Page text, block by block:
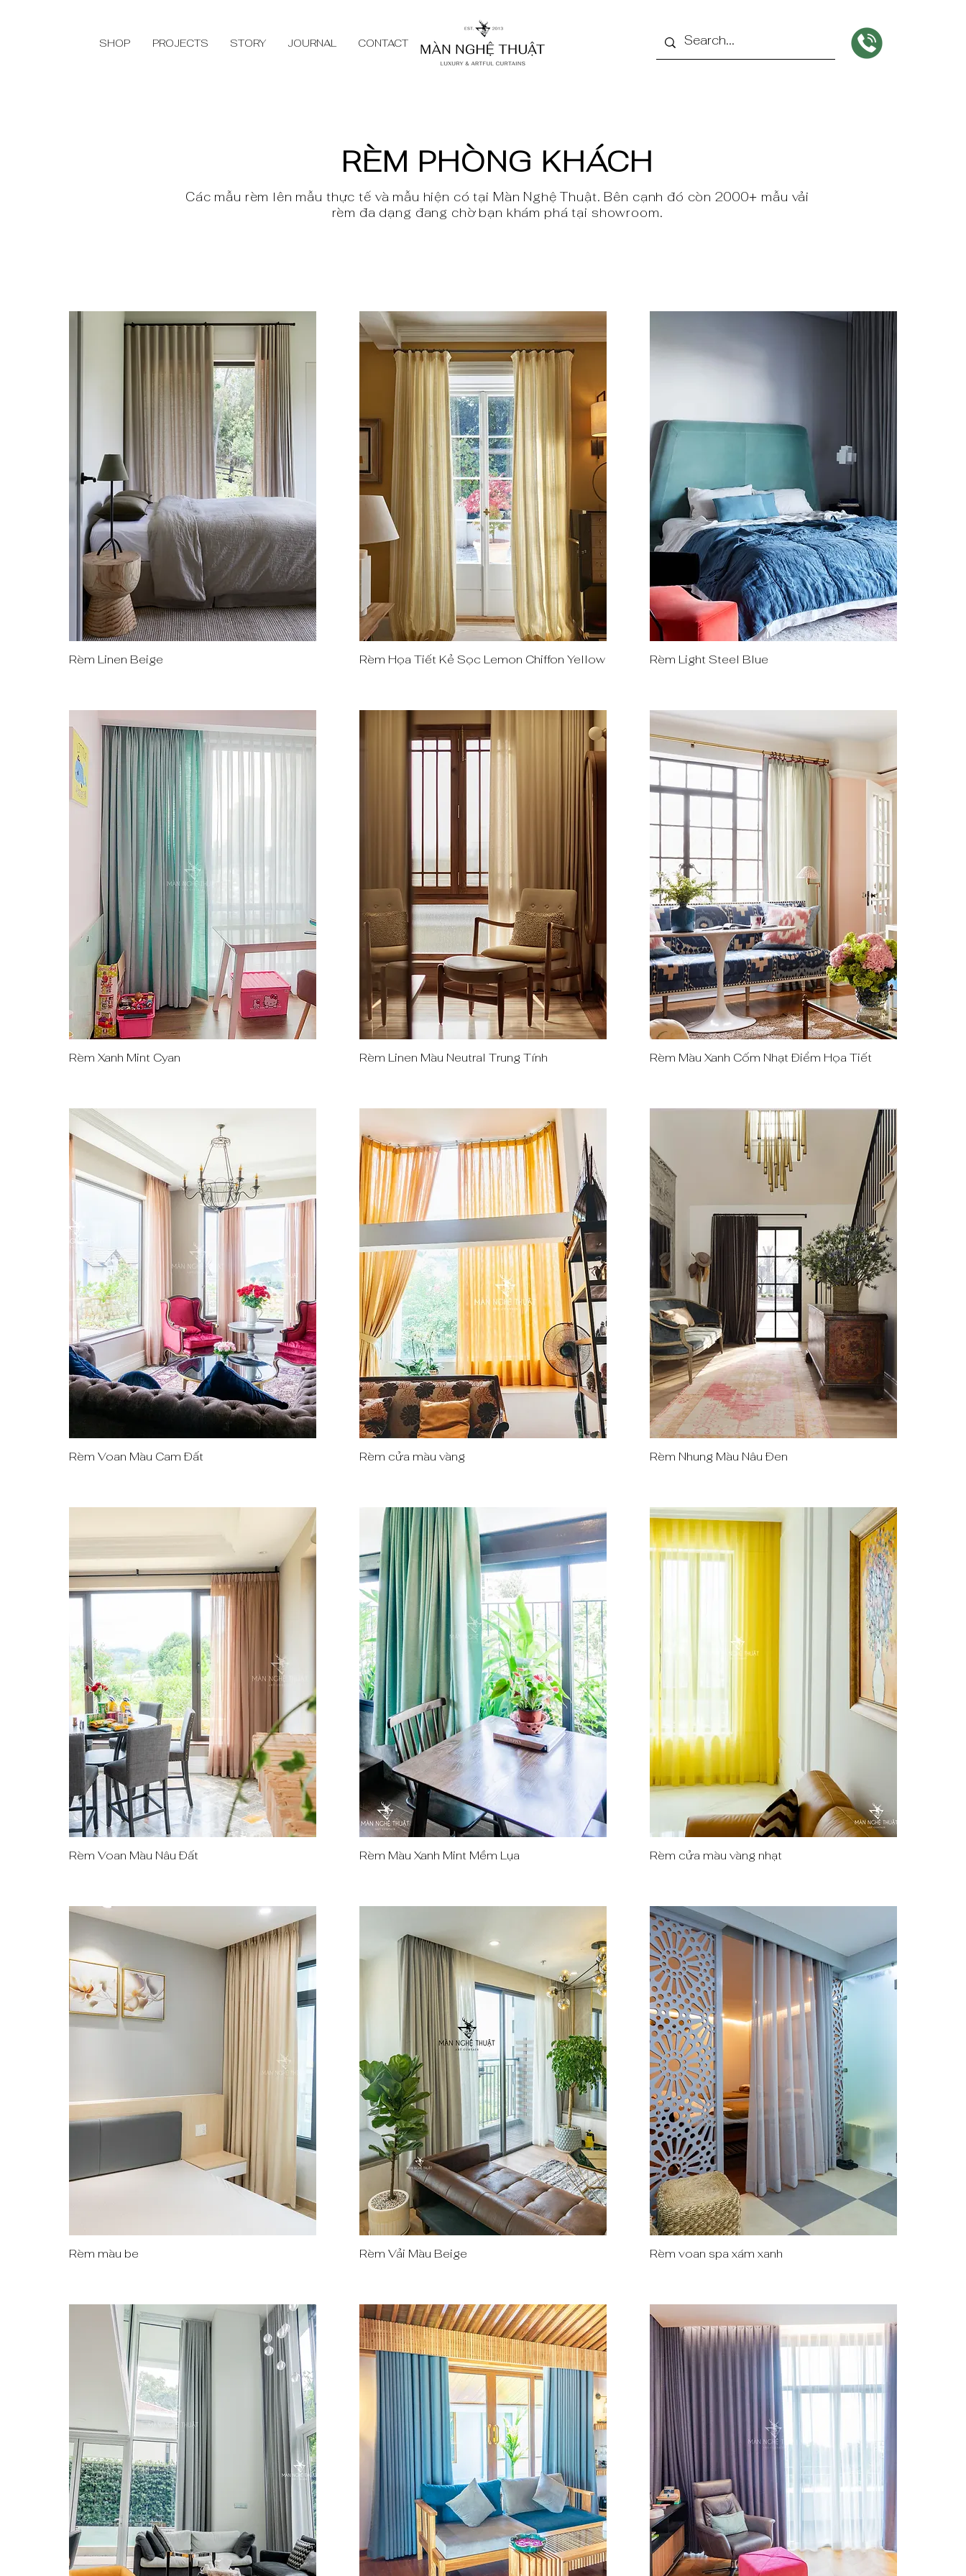
SHOP PROJECTS STORY JOURNAL CONTACT
RÈM PHÒNG KHÁCH
Các mẫu rèm lên mẫu thực tế và mẫu hiện có tại Màn Nghệ Thuật. Bên cạnh đó còn 2000+ mẫu vải
rèm đa dạng đang chờ bạn khám phá tại showroom.
Rèm Linen Beige Quick View
Rèm Họa Tiết Kẻ Sọc Lemon Chiffon Yellow Quick View
Rèm Light Steel Blue
Quick View
Rèm Xanh Mint Cyan Quick View
Rèm Linen Màu Neutral Trung Tính Quick View
Rèm Màu Xanh Cốm Nhạt Điểm Họa Tiết
Quick View
Rèm Voan Màu Cam Đất Quick View
Rèm cửa màu vàng Quick View
Rèm Nhung Màu Nâu Đen
Quick View
Rèm Voan Màu Nâu Đất Quick View
Rèm Màu Xanh Mint Mềm Lụa Quick View
Rèm cửa màu vàng nhạt
Rèm màu be Quick View
Rèm Vải Màu Beige Quick View
Rèm voan spa xám xanh